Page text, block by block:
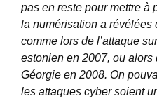
pas en reste pour mettre à
la numérisation a révélées
comme lors de l’attaque
estonien en 2007, ou alors
Géorgie en 2008. On
les attaques cyber soient